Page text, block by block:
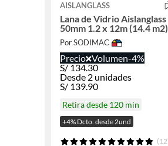
AISLANGLASS
Lana de Vidrio Aislanglass
50mm 1.2 x 12m (14.4 m2)
Por SODIMAC
Precio Volumen-4%
S/134.30
Desde 2 unidades
S/ 139.90
Retira desde 120 min
+4% Dcto. desde 2und